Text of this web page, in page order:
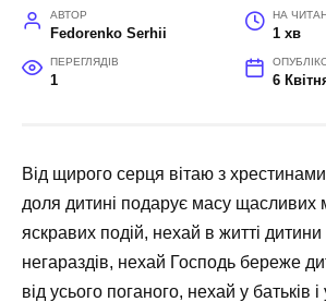
АВТОР
Fedorenko Serhii
НА
1 хв
ПЕРЕГЛЯДІВ
1 6
Від щирого серця вітаю з
доля дитині подарує масу щасливих
яскравих подій, нехай в житті
негараздів, нехай Господь береже
від усього поганого, нехай у батьків